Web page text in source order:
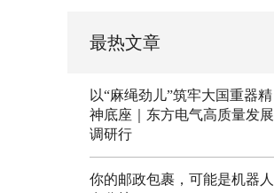
最热文章
以“麻绳劲儿”筑牢大国重器精
神底座｜东方电气高质量发展
调研行
你的邮政包裹，可能是机器人